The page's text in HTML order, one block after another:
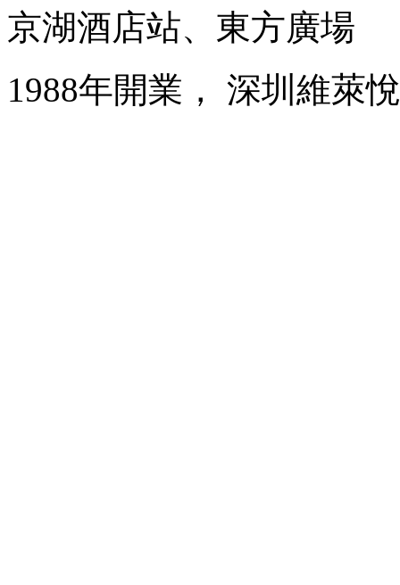
京湖酒店站、東方廣場
1988年開業， 深圳維